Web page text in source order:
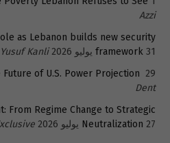
Azzi
as Lebanon builds new security
framework 31 يوليو 2026
Yusuf Kanli
Future of U.S. Power Projection 29 يوليو 2026
Dent
From Regime Change to Strategic
Neutralization 27 يوليو 2026